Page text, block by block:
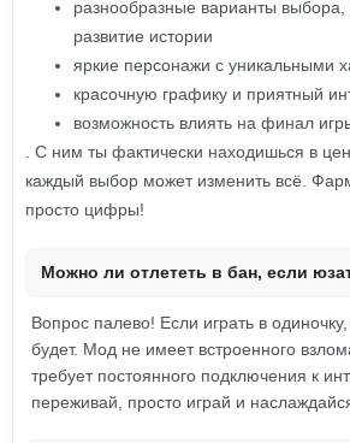
разнообразные варианты
развитие истории
яркие персонажи с уникальными
красочную графику и приятный
возможность влиять на финал
. С ним ты фактически находишься в
каждый выбор может изменить всё.
просто цифры!
Можно ли отлететь в бан, если
Вопрос палево! Если играть в
будет. Мод не имеет встроенного
требует постоянного подключения к
переживай, просто играй и